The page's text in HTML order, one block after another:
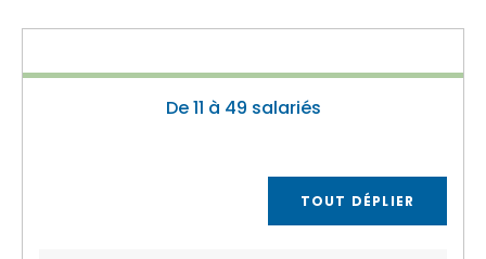
De 11 à 49 salariés
TOUT DÉPLIER